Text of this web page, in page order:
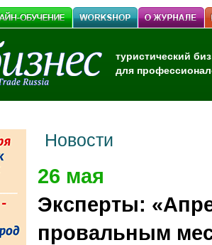
туристический
для
Новости
26 мая
Эксперты:
провальным